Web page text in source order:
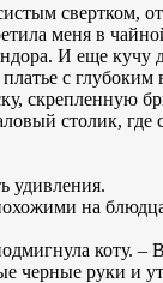
свертком,
меня в
И еще кучу
с
скрепленную
столик,
удивления.
на
коту.
черные руки и